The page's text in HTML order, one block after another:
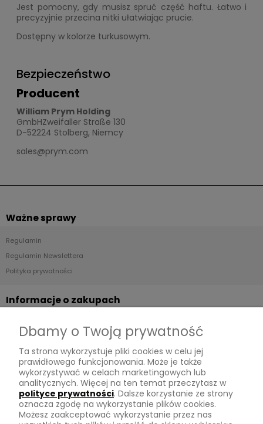
Jest pomocny, gdy musisz spruć część haftu. Łatwo i
precyzyjnie przecina nitki ułatwiając prucie.
Dostępny w kolorze turkusowym.
Bezpieczeństwo
Producent
William Prym Holding
GmbHZweifaller Straße 130
D-52224 Stolberg, Niemcy
sales@prym.com
Ważne sprawy
Regulamin
Regulamin Newslettera
Polityka prywatności
Informacje o zakupach
Płatności
Zwroty
Tu mnie znajdziesz
Kontakt
O mnie
Dbamy o Twoją prywatność
Ta strona wykorzystuje pliki cookies w celu jej
prawidłowego funkcjonowania. Może je także
wykorzystywać w celach marketingowych lub
analitycznych. Więcej na ten temat przeczytasz w
polityce prywatności. Dalsze korzystanie ze strony
oznacza zgodę na wykorzystanie plików cookies.
Możesz zaakceptować wykorzystanie przez nas